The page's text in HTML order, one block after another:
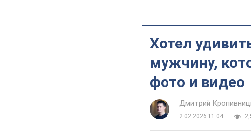
Хотел
мужчину,
фото и видео
Дмитрий
2.02.2026 11:04